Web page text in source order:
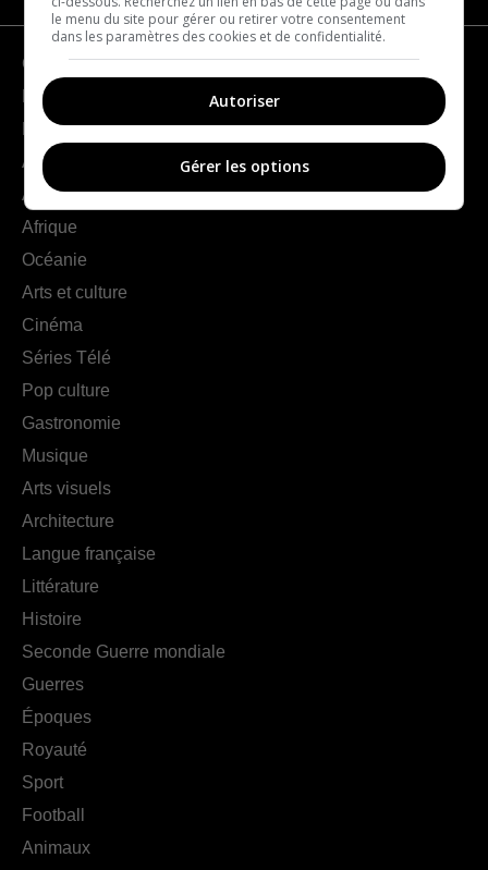
Géographie
France
Europe
Amériques
Asie
Afrique
Océanie
Arts et culture
Cinéma
Séries Télé
Pop culture
Gastronomie
Musique
Arts visuels
Architecture
Langue française
Littérature
Histoire
Seconde Guerre mondiale
Guerres
Époques
Royauté
Sport
Football
Animaux
le menu du site pour gérer ou retirer votre consentement
dans les paramètres des cookies et de confidentialité.
Autoriser
Gérer les options